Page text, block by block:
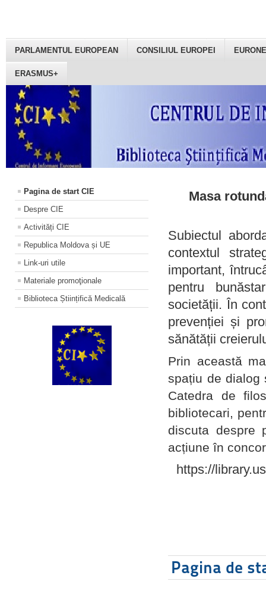
PARLAMENTUL EUROPEAN CONSILIUL EUROPEI
ERASMUS+
Pagina de start CIE
Despre CIE
Activități CIE
Republica Moldova și UE
Link-uri utile
Materiale promoţionale
Biblioteca Științifică Medicală
Masa
Subiectul
contextul
important,
pentru
societății. În
prevenției și
sănătății
Prin această
spațiu de dialog
Catedra de
bibliotecari,
discuta despre
acțiune în
https://
Pagina de